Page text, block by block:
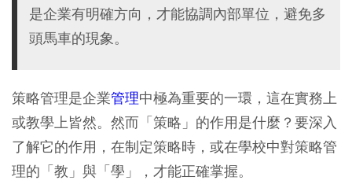
是企業有明確方向，才能協調內部單位，避免多
頭馬車的現象。
策略管理是企業管理中極為重要的一環，這在實務上
或教學上皆然。然而「策略」的作用是什麼？要深入
了解它的作用，在制定策略時，或在學校中對策略管
理的「教」與「學」，才能正確掌握。